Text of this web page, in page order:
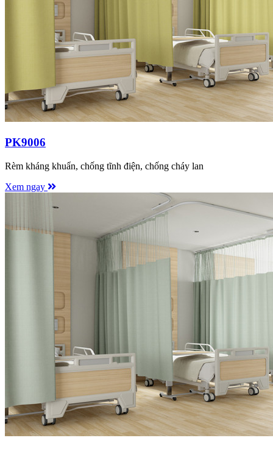
PK9006
Rèm kháng khuẩn, chống tĩnh điện, chống cháy lan
Xem ngay